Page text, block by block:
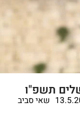
תשפ"ו
פתיחת אירועי יום ירושלים תשפ"ו כ"ז אייר תשפ"ו 13.5.2026 שאי סביב